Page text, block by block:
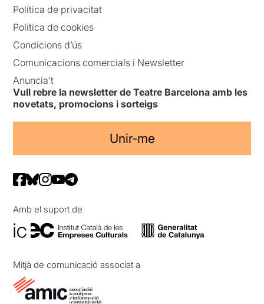
Política de privacitat
Política de cookies
Condicions d’ús
Comunicacions comercials i Newsletter
Anuncia’t
Vull rebre la newsletter de Teatre Barcelona amb les
novetats, promocions i sorteigs
Unir-me
Amb el suport de
Mitjà de comunicació associat a